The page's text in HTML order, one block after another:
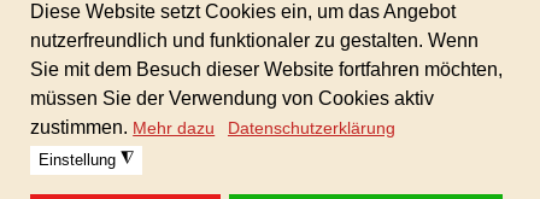
100% AKM/GEMA/SUISA-freie Musik (gewerbliche Lizenz inkl. -
keine weiteren Folgekosten)